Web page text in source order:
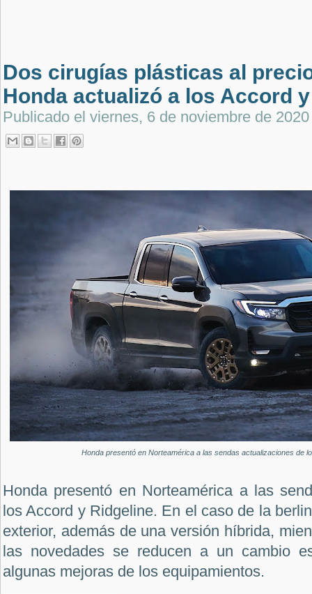
Dos cirugías plásticas al
Honda actualizó a los Accord
Publicado el viernes, 6 de noviembre de 2020
Honda presentó en Norteamérica a las sendas actualizaciones de
Honda presentó en Norteamérica a las
los Accord y Ridgeline. En el caso de la
exterior, además de una versión híbrida,
las novedades se reducen a un cambio
algunas mejoras de los equipamientos.